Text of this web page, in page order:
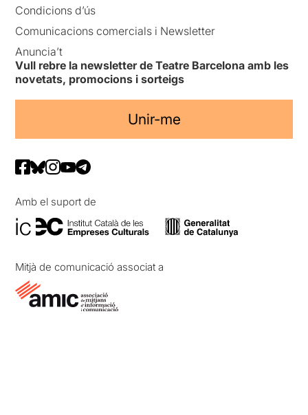
Condicions d’ús
Comunicacions comercials i Newsletter
Anuncia’t
Vull rebre la newsletter de Teatre Barcelona amb les
novetats, promocions i sorteigs
Unir-me
Amb el suport de
Mitjà de comunicació associat a